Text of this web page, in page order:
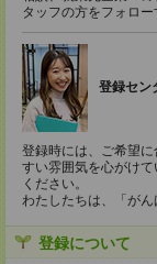
タッフの方をフォロー
登録セ
登録時には、ご希望
すい雰囲気を心がけ
ください。
わたしたちは、「が
登録について